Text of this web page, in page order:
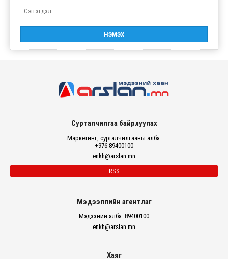
Сурталчилгаа байрлуулах
Маркетинг, сурталчилгааны алба:
+976 89400100
enkh@arslan.mn
RSS
Мэдээллийн агентлаг
Мэдээний алба: 89400100
enkh@arslan.mn
Хаяг